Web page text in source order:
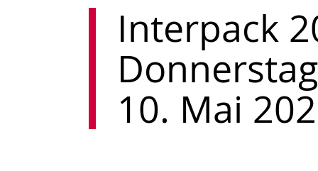
Interpack
10. Mai